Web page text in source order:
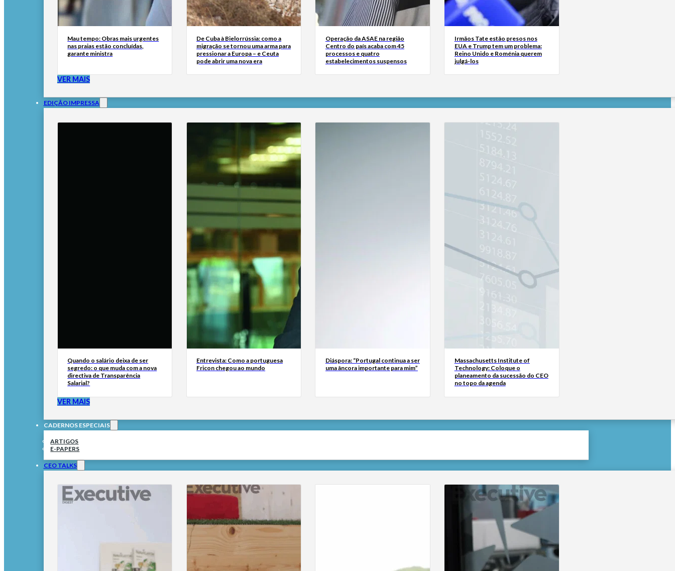
Mau tempo: Obras mais urgentes
nas praias estão concluídas,
garante ministra
De Cuba à Bielorrússia: como a
migração se tornou uma arma para
pressionar a Europa – e Ceuta
pode abrir uma nova era
Operação da ASAE na região
Centro do país acaba com 45
processos e quatro
estabelecimentos suspensos
Irmãos Tate estão presos nos
EUA e Trump tem um problema:
Reino Unido e Roménia querem
julgá-los
VER MAIS
EDIÇÃO IMPRESSA
Quando o salário deixa de ser
segredo: o que muda com a nova
directiva de Transparência
Salarial?
Entrevista: Como a portuguesa
Fricon chegou ao mundo
Diáspora: “Portugal continua a ser
uma âncora importante para mim”
Massachusetts Institute of
Technology: Coloque o
planeamento da sucessão do CEO
no topo da agenda
VER MAIS
CADERNOS ESPECIAIS
ARTIGOS
E-PAPERS
CEO TALKS